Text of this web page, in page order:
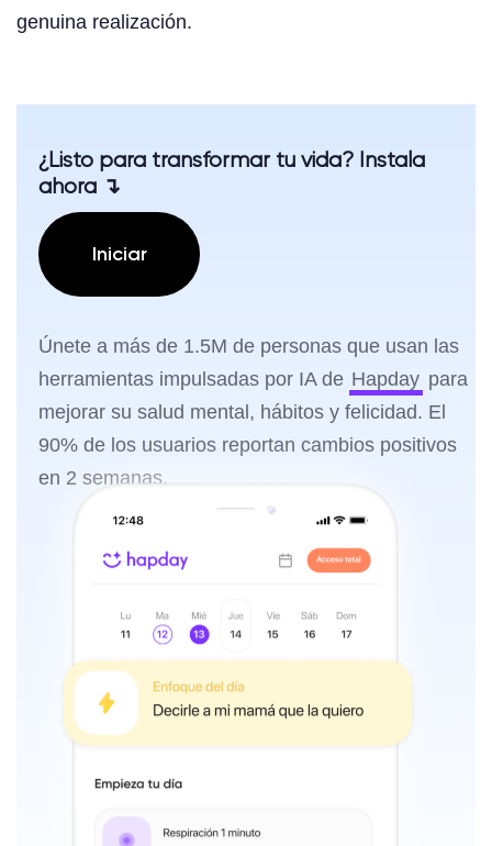
genuina realización.
¿Listo para transformar tu vida? Instala
ahora ↴
Iniciar
Únete a más de 1.5M de personas que usan las
herramientas impulsadas por IA de Hapday para
mejorar su salud mental, hábitos y felicidad. El
90% de los usuarios reportan cambios positivos
en 2 semanas.